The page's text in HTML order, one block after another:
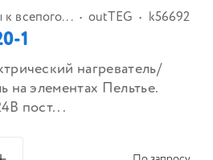
к всепого... outTEG k56692
1
нагреватель/
на элементах Пельтье.
пост...